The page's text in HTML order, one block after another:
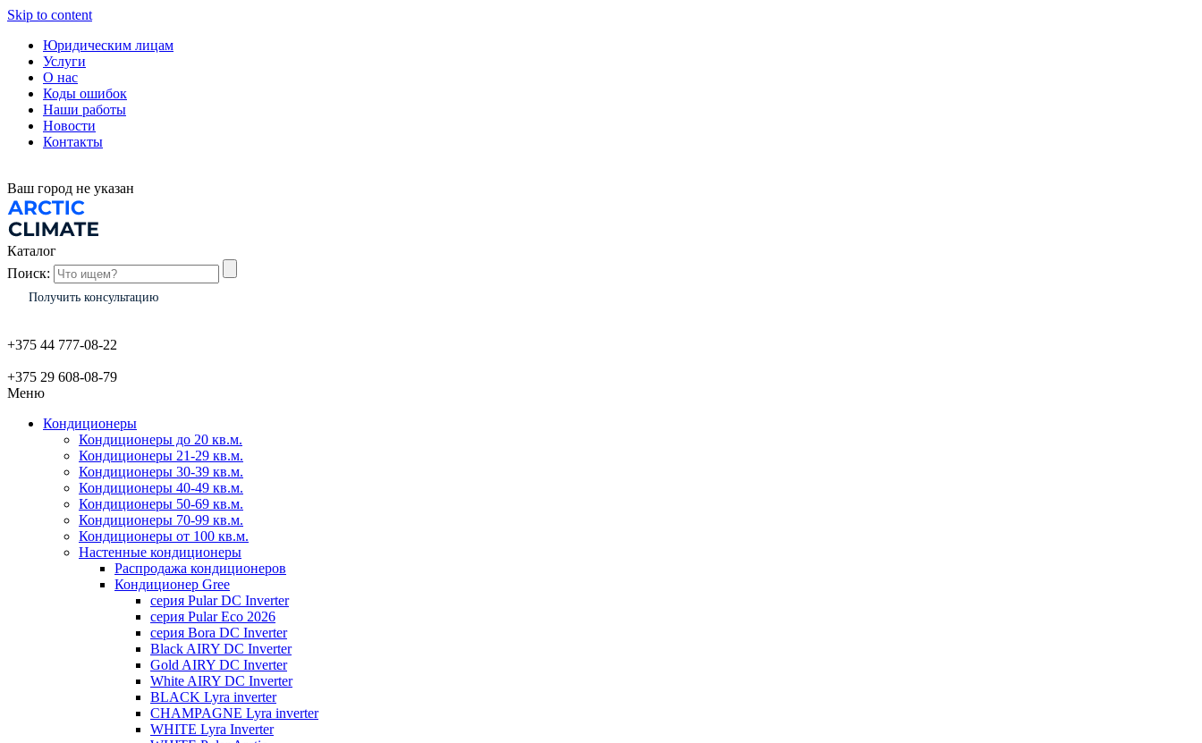
Skip to content
Юридическим лицам
Услуги
О нас
Коды ошибок
Наши работы
Новости
Контакты
Ваш город не указан
Каталог
Поиск:
Получить консультацию
+375 44 777-08-22
+375 29 608-08-79
Меню
Кондиционеры
Кондиционеры до 20 кв.м.
Кондиционеры 21-29 кв.м.
Кондиционеры 30-39 кв.м.
Кондиционеры 40-49 кв.м.
Кондиционеры 50-69 кв.м.
Кондиционеры 70-99 кв.м.
Кондиционеры от 100 кв.м.
Настенные кондиционеры
Распродажа кондиционеров
Кондиционер Gree
серия Pular DC Inverter
серия Pular Eco 2026
серия Bora DC Inverter
Black AIRY DC Inverter
Gold AIRY DC Inverter
White AIRY DC Inverter
BLACK Lyra inverter
CHAMPAGNE Lyra inverter
WHITE Lyra Inverter